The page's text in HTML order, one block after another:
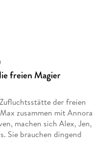
Übersinnlichen" (Urban
freien Magier
der freien
zusammen mit Annora
machen sich Alex, Jen,
Sie brauchen dingend